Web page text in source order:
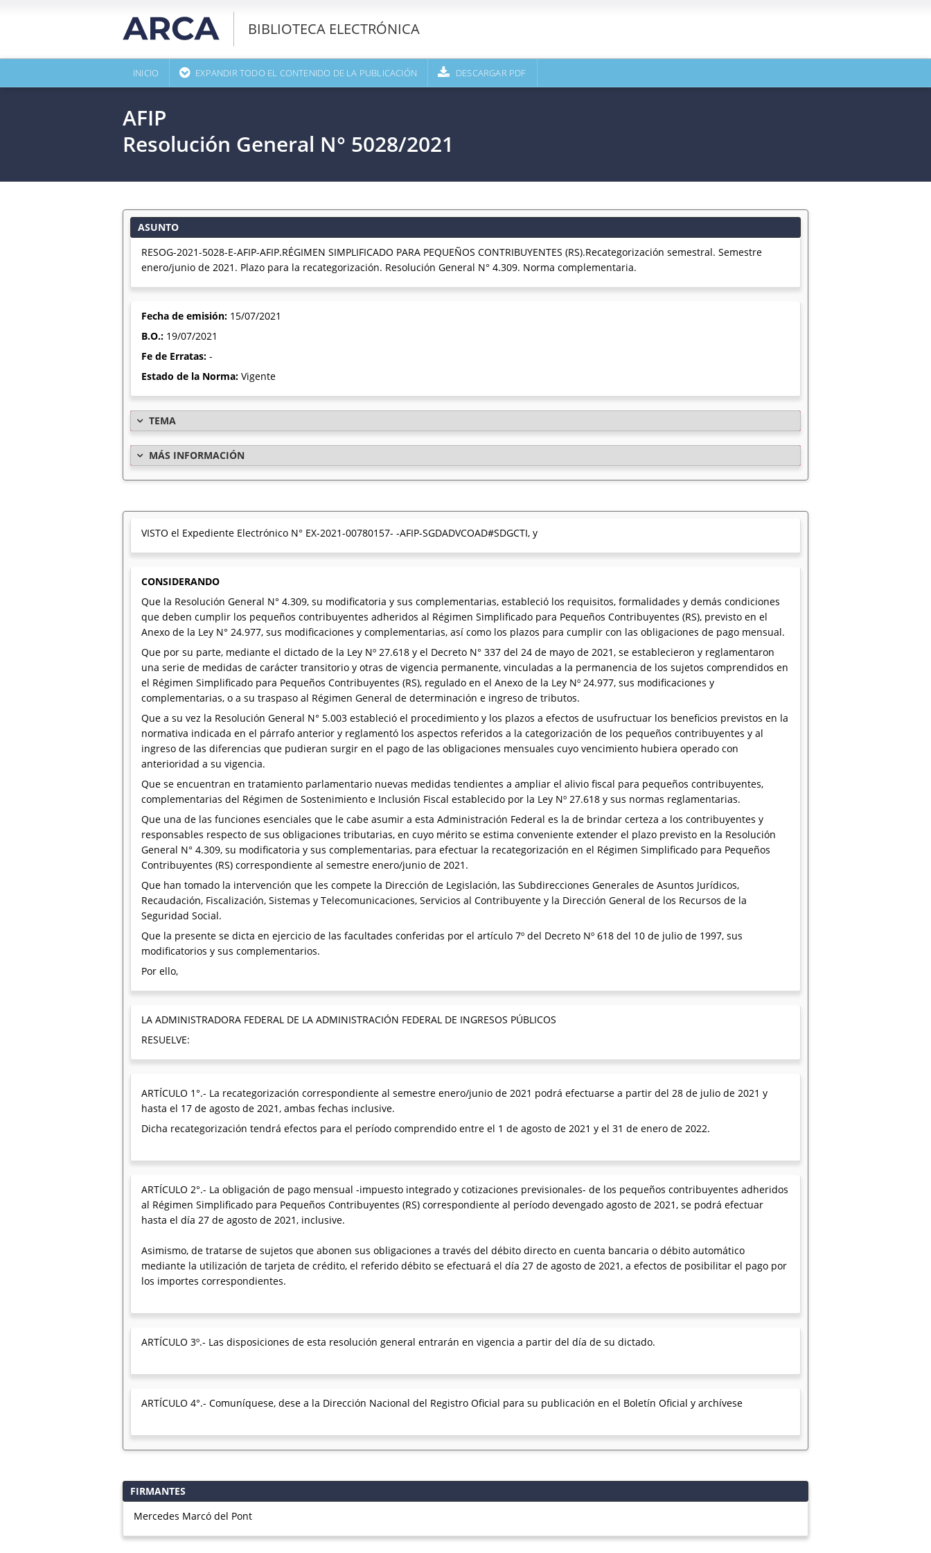
BIBLIOTECA ELECTRÓNICA
INICIO EXPANDIR TODO EL CONTENIDO DE LA PUBLICACIÓN DESCARGAR PDF
AFIP
Resolución General N° 5028/2021
ASUNTO
RESOG-2021-5028-E-AFIP-AFIP.RÉGIMEN SIMPLIFICADO PARA PEQUEÑOS CONTRIBUYENTES (RS).Recategorización semestral. Semestre
enero/junio de 2021. Plazo para la recategorización. Resolución General N° 4.309. Norma complementaria.
Fecha de emisión: 15/07/2021
B.O.: 19/07/2021
Fe de Erratas: -
Estado de la Norma: Vigente
TEMA
MÁS INFORMACIÓN
VISTO el Expediente Electrónico N° EX-2021-00780157- -AFIP-SGDADVCOAD#SDGCTI, y
CONSIDERANDO
Que la Resolución General N° 4.309, su modificatoria y sus complementarias, estableció los requisitos, formalidades y demás condiciones
que deben cumplir los pequeños contribuyentes adheridos al Régimen Simplificado para Pequeños Contribuyentes (RS), previsto en el
Anexo de la Ley N° 24.977, sus modificaciones y complementarias, así como los plazos para cumplir con las obligaciones de pago mensual.
Que por su parte, mediante el dictado de la Ley Nº 27.618 y el Decreto N° 337 del 24 de mayo de 2021, se establecieron y reglamentaron
una serie de medidas de carácter transitorio y otras de vigencia permanente, vinculadas a la permanencia de los sujetos comprendidos en
el Régimen Simplificado para Pequeños Contribuyentes (RS), regulado en el Anexo de la Ley Nº 24.977, sus modificaciones y
complementarias, o a su traspaso al Régimen General de determinación e ingreso de tributos.
Que a su vez la Resolución General N° 5.003 estableció el procedimiento y los plazos a efectos de usufructuar los beneficios previstos en la
normativa indicada en el párrafo anterior y reglamentó los aspectos referidos a la categorización de los pequeños contribuyentes y al
ingreso de las diferencias que pudieran surgir en el pago de las obligaciones mensuales cuyo vencimiento hubiera operado con
anterioridad a su vigencia.
Que se encuentran en tratamiento parlamentario nuevas medidas tendientes a ampliar el alivio fiscal para pequeños contribuyentes,
complementarias del Régimen de Sostenimiento e Inclusión Fiscal establecido por la Ley Nº 27.618 y sus normas reglamentarias.
Que una de las funciones esenciales que le cabe asumir a esta Administración Federal es la de brindar certeza a los contribuyentes y
responsables respecto de sus obligaciones tributarias, en cuyo mérito se estima conveniente extender el plazo previsto en la Resolución
General N° 4.309, su modificatoria y sus complementarias, para efectuar la recategorización en el Régimen Simplificado para Pequeños
Contribuyentes (RS) correspondiente al semestre enero/junio de 2021.
Que han tomado la intervención que les compete la Dirección de Legislación, las Subdirecciones Generales de Asuntos Jurídicos,
Recaudación, Fiscalización, Sistemas y Telecomunicaciones, Servicios al Contribuyente y la Dirección General de los Recursos de la
Seguridad Social.
Que la presente se dicta en ejercicio de las facultades conferidas por el artículo 7º del Decreto Nº 618 del 10 de julio de 1997, sus
modificatorios y sus complementarios.
Por ello,
LA ADMINISTRADORA FEDERAL DE LA ADMINISTRACIÓN FEDERAL DE INGRESOS PÚBLICOS
RESUELVE:
ARTÍCULO 1°.- La recategorización correspondiente al semestre enero/junio de 2021 podrá efectuarse a partir del 28 de julio de 2021 y
hasta el 17 de agosto de 2021, ambas fechas inclusive.
Dicha recategorización tendrá efectos para el período comprendido entre el 1 de agosto de 2021 y el 31 de enero de 2022.
ARTÍCULO 2°.- La obligación de pago mensual -impuesto integrado y cotizaciones previsionales- de los pequeños contribuyentes adheridos
al Régimen Simplificado para Pequeños Contribuyentes (RS) correspondiente al período devengado agosto de 2021, se podrá efectuar
hasta el día 27 de agosto de 2021, inclusive.
Asimismo, de tratarse de sujetos que abonen sus obligaciones a través del débito directo en cuenta bancaria o débito automático
mediante la utilización de tarjeta de crédito, el referido débito se efectuará el día 27 de agosto de 2021, a efectos de posibilitar el pago por
los importes correspondientes.
ARTÍCULO 3º.- Las disposiciones de esta resolución general entrarán en vigencia a partir del día de su dictado.
ARTÍCULO 4°.- Comuníquese, dese a la Dirección Nacional del Registro Oficial para su publicación en el Boletín Oficial y archívese
FIRMANTES
Mercedes Marcó del Pont